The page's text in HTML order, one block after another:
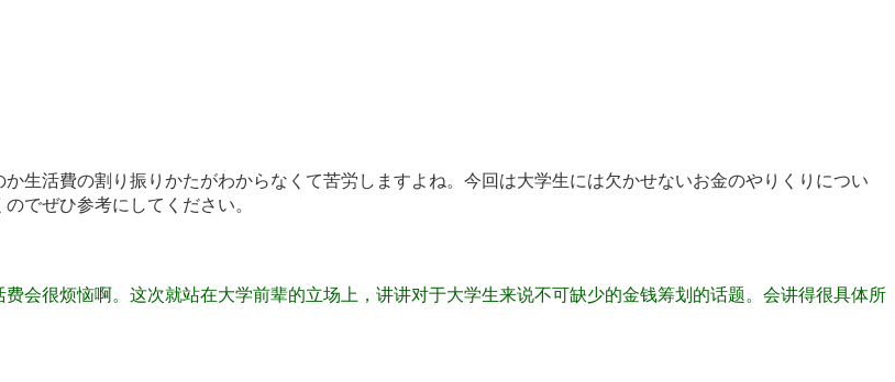
生活費の割り振りかたがわからなくて苦労しますよね。今回は大学生には欠かせないお金のやりくりについ
でぜひ参考にしてください。
会很烦恼啊。这次就站在大学前辈的立场上，讲讲对于大学生来说不可缺少的金钱筹划的话题。会讲得很具体所